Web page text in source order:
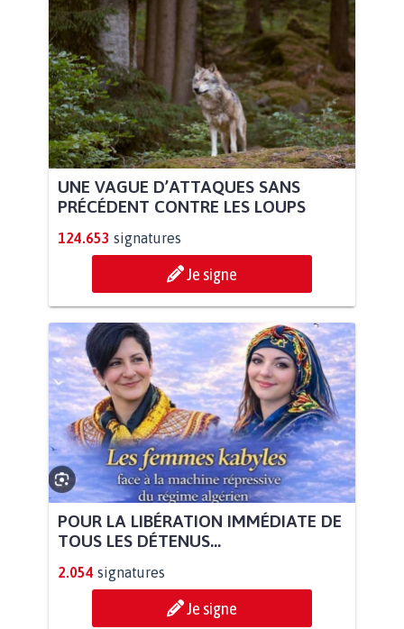
UNE VAGUE D’ATTAQUES SANS
PRÉCÉDENT CONTRE LES LOUPS
124.653 signatures
Je signe
POUR LA LIBÉRATION IMMÉDIATE DE
TOUS LES DÉTENUS...
2.054 signatures
Je signe